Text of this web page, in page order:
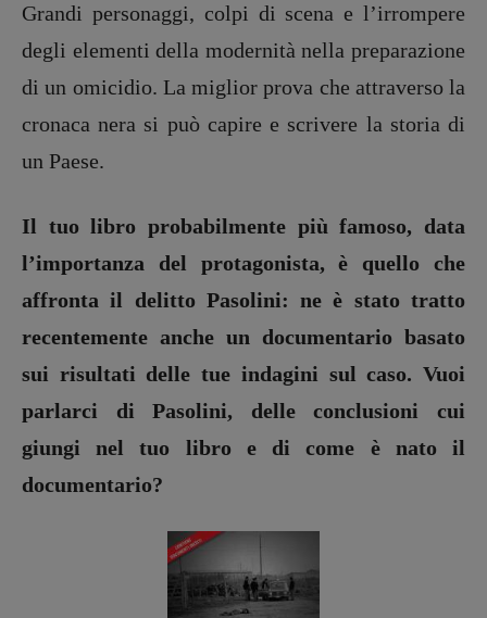
Grandi personaggi, colpi di scena e l’irrompere
degli elementi della modernità nella preparazione
di un omicidio. La miglior prova che attraverso la
cronaca nera si può capire e scrivere la storia di
un Paese.
Il tuo libro probabilmente più famoso, data
l’importanza del protagonista, è quello che
affronta il delitto Pasolini: ne è stato tratto
recentemente anche un documentario basato
sui risultati delle tue indagini sul caso. Vuoi
parlarci di Pasolini, delle conclusioni cui
giungi nel tuo libro e di come è nato il
documentario?